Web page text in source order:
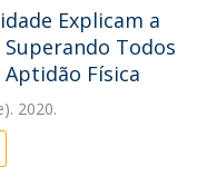
Explicam a
Superando Todos
Física
2020.